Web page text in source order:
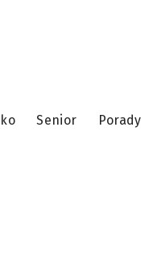
Senior Porady